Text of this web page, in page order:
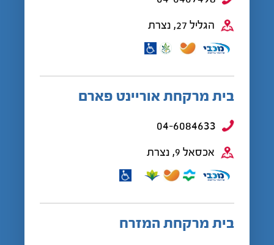
הגליל 27, נצרת
בית מרקחת אוריינט פארם
04-6084633
אכסאל 9, נצרת
בית מרקחת המזרח